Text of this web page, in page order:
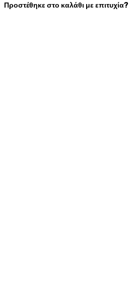
Προστέθηκε στο καλάθι με επιτυχία?